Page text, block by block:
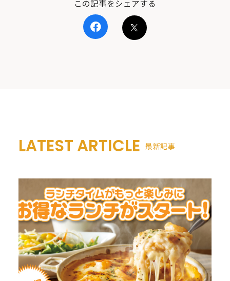
この記事をシェアする
LATEST ARTICLE 最新記事